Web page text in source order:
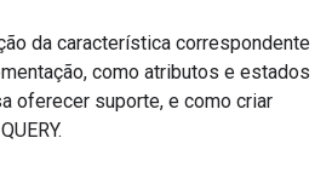
da característica correspondente
como atributos e estados
oferecer suporte, e como criar